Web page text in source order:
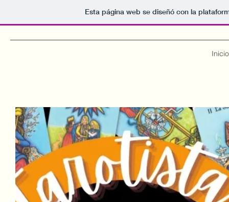
Esta página web se diseñó con la
Inicio